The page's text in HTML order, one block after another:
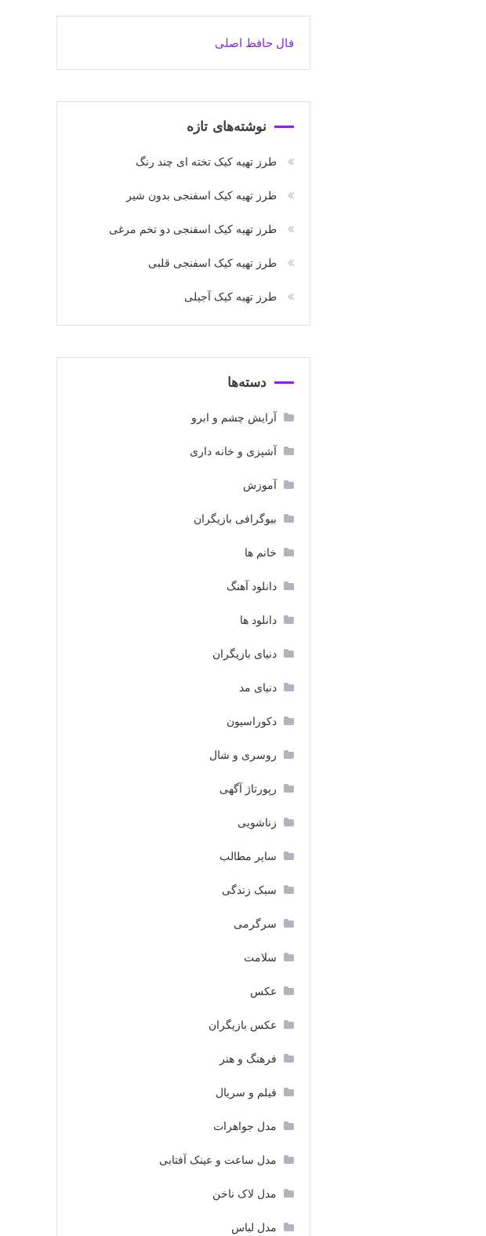
فال حافظ اصلی
نوشته‌های تازه
طرز تهیه کیک تخته ای چند رنگ
طرز تهیه کیک اسفنجی بدون شیر
طرز تهیه کیک اسفنجی دو تخم مرغی
طرز تهیه کیک اسفنجی قلبی
طرز تهیه کیک آجیلی
دسته‌ها
آرایش چشم و ابرو
آشپزی و خانه داری
آموزش
بیوگرافی بازیگران
خانم ها
دانلود آهنگ
دانلود ها
دنیای بازیگران
دنیای مد
دکوراسیون
روسری و شال
رپورتاژ آگهی
زناشویی
سایر مطالب
سبک زندگی
سرگرمی
سلامت
عکس
عکس بازیگران
فرهنگ و هنر
فیلم و سریال
مدل جواهرات
مدل ساعت و عینک آفتابی
مدل لاک ناخن
مدل لباس